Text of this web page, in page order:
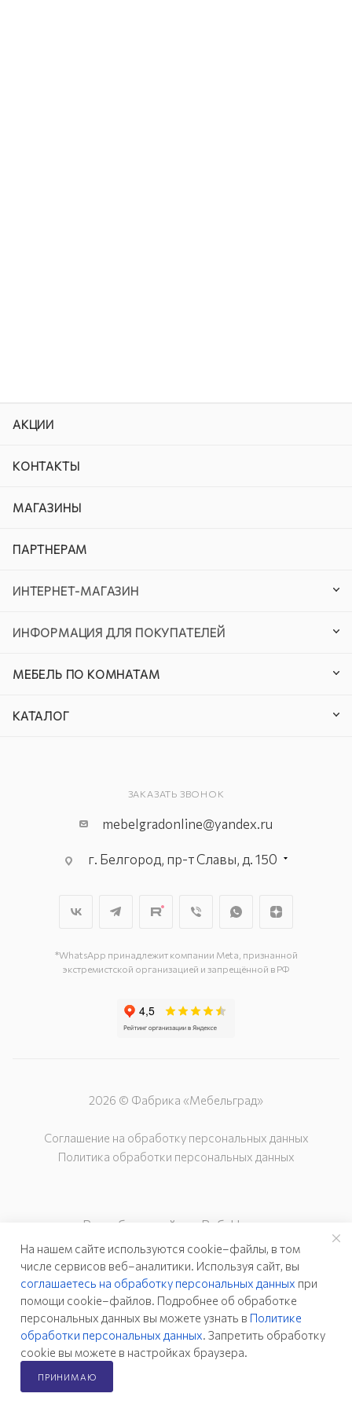
АКЦИИ
КОНТАКТЫ
МАГАЗИНЫ
ПАРТНЕРАМ
ИНТЕРНЕТ-МАГАЗИН
ИНФОРМАЦИЯ ДЛЯ ПОКУПАТЕЛЕЙ
МЕБЕЛЬ ПО КОМНАТАМ
КАТАЛОГ
ЗАКАЗАТЬ ЗВОНОК
mebelgradonline@yandex.ru
г. Белгород, пр-т Славы, д. 150
г. Белгород, пр-т Богдана
г. Белгород, ул. Донская, д. 85
*WhatsApp принадлежит компании Meta, признанной
экстремистской организацией и запрещённой в РФ
2026 © Фабрика «Мебельград»
Соглашение на обработку персональных данных
Политика обработки персональных данных
Разработка сайта – Веб-Центр
Главная
На нашем сайте используются cookie–файлы, в том
числе сервисов веб–аналитики. Используя сайт, вы
соглашаетесь на обработку персональных данных при
помощи cookie–файлов. Подробнее об обработке
персональных данных вы можете узнать в Политике
обработки персональных данных. Запретить обработку
cookie вы можете в настройках браузера.
ПРИНИМАЮ